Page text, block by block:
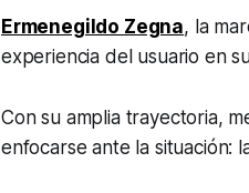
Ermenegildo Zegna, la
experiencia del usuario en
Con su amplia trayectoria,
enfocarse ante la situación: